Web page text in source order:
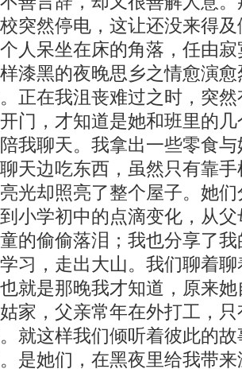
突然停电，这让还没来得
人呆坐在床的角落，任由
漆黑的夜晚思乡之情愈演
正在我沮丧难过之时，突
门，才知道是她和班里的
我聊天。我拿出一些零食
天边吃东西，虽然只有靠
光却照亮了整个屋子。她
小学初中的点滴变化，从
的偷偷落泪；我也分享了
习，走出大山。我们聊着
就是那晚我才知道，原来
家，父亲常年在外打工，
就这样我们倾听着彼此的
是她们，在黑夜里给我带